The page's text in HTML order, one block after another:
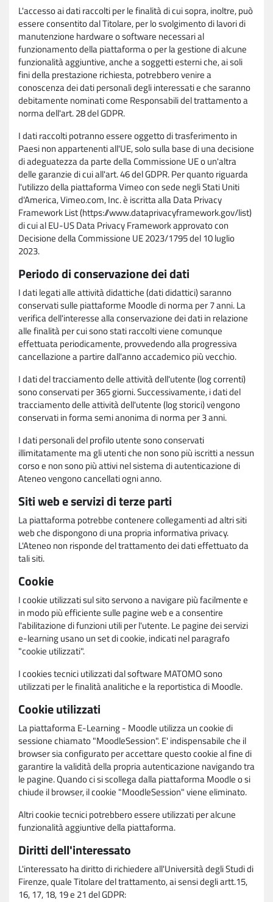
L'accesso ai dati raccolti per le finalità di cui sopra, inoltre, può
essere consentito dal Titolare, per lo svolgimento di lavori di
manutenzione hardware o software necessari al
funzionamento della piattaforma o per la gestione di alcune
funzionalità aggiuntive, anche a soggetti esterni che, ai soli
fini della prestazione richiesta, potrebbero venire a
conoscenza dei dati personali degli interessati e che saranno
debitamente nominati come Responsabili del trattamento a
norma dell'art. 28 del GDPR.
I dati raccolti potranno essere oggetto di trasferimento in
Paesi non appartenenti all'UE, solo sulla base di una decisione
di adeguatezza da parte della Commissione UE o un'altra
delle garanzie di cui all'art. 46 del GDPR. Per quanto riguarda
l'utilizzo della piattaforma Vimeo con sede negli Stati Uniti
d'America, Vimeo.com, Inc. è iscritta alla Data Privacy
Framework List (https://www.dataprivacyframework.gov/list)
di cui al EU-US Data Privacy Framework approvato con
Decisione della Commissione UE 2023/1795 del 10 luglio
2023.
Periodo di conservazione dei dati
I dati legati alle attività didattiche (dati didattici) saranno
conservati sulle piattaforme Moodle di norma per 7 anni. La
verifica dell'interesse alla conservazione dei dati in relazione
alle finalità per cui sono stati raccolti viene comunque
effettuata periodicamente, provvedendo alla progressiva
cancellazione a partire dall'anno accademico più vecchio.
I dati del tracciamento delle attività dell'utente (log correnti)
sono conservati per 365 giorni. Successivamente, i dati del
tracciamento delle attività dell'utente (log storici) vengono
conservati in forma semi anonima di norma per 3 anni.
I dati personali del profilo utente sono conservati
illimitatamente ma gli utenti che non sono più iscritti a nessun
corso e non sono più attivi nel sistema di autenticazione di
Ateneo vengono cancellati ogni anno.
Siti web e servizi di terze parti
La piattaforma potrebbe contenere collegamenti ad altri siti
web che dispongono di una propria informativa privacy.
L'Ateneo non risponde del trattamento dei dati effettuato da
tali siti.
Cookie
I cookie utilizzati sul sito servono a navigare più facilmente e
in modo più efficiente sulle pagine web e a consentire
l'abilitazione di funzioni utili per l'utente. Le pagine dei servizi
e-learning usano un set di cookie, indicati nel paragrafo
"cookie utilizzati".
I cookies tecnici utilizzati dal software MATOMO sono
utilizzati per le finalità analitiche e la reportistica di Moodle.
Cookie utilizzati
La piattaforma E-Learning - Moodle utilizza un cookie di
sessione chiamato "MoodleSession". E' indispensabile che il
browser sia configurato per accettare questo cookie al fine di
garantire la validità della propria autenticazione navigando tra
le pagine. Quando ci si scollega dalla piattaforma Moodle o si
chiude il browser, il cookie "MoodleSession" viene eliminato.
Altri cookie tecnici potrebbero essere utilizzati per alcune
funzionalità aggiuntive della piattaforma.
Diritti dell'interessato
L'interessato ha diritto di richiedere all'Università degli Studi di
Firenze, quale Titolare del trattamento, ai sensi degli artt.15,
16, 17, 18, 19 e 21 del GDPR: